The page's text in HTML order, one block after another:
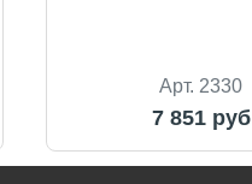
Арт. 2330
7 851 руб